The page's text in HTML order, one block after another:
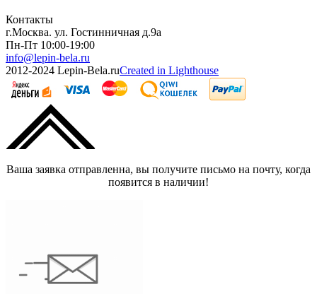
Контакты
г.Москва. ул. Гостинничная д.9а
Пн-Пт 10:00-19:00
info@lepin-bela.ru
2012-2024 Lepin-Bela.ruCreated in Lighthouse
Ваша заявка отправленна, вы получите письмо на почту, когда
появится в наличии!